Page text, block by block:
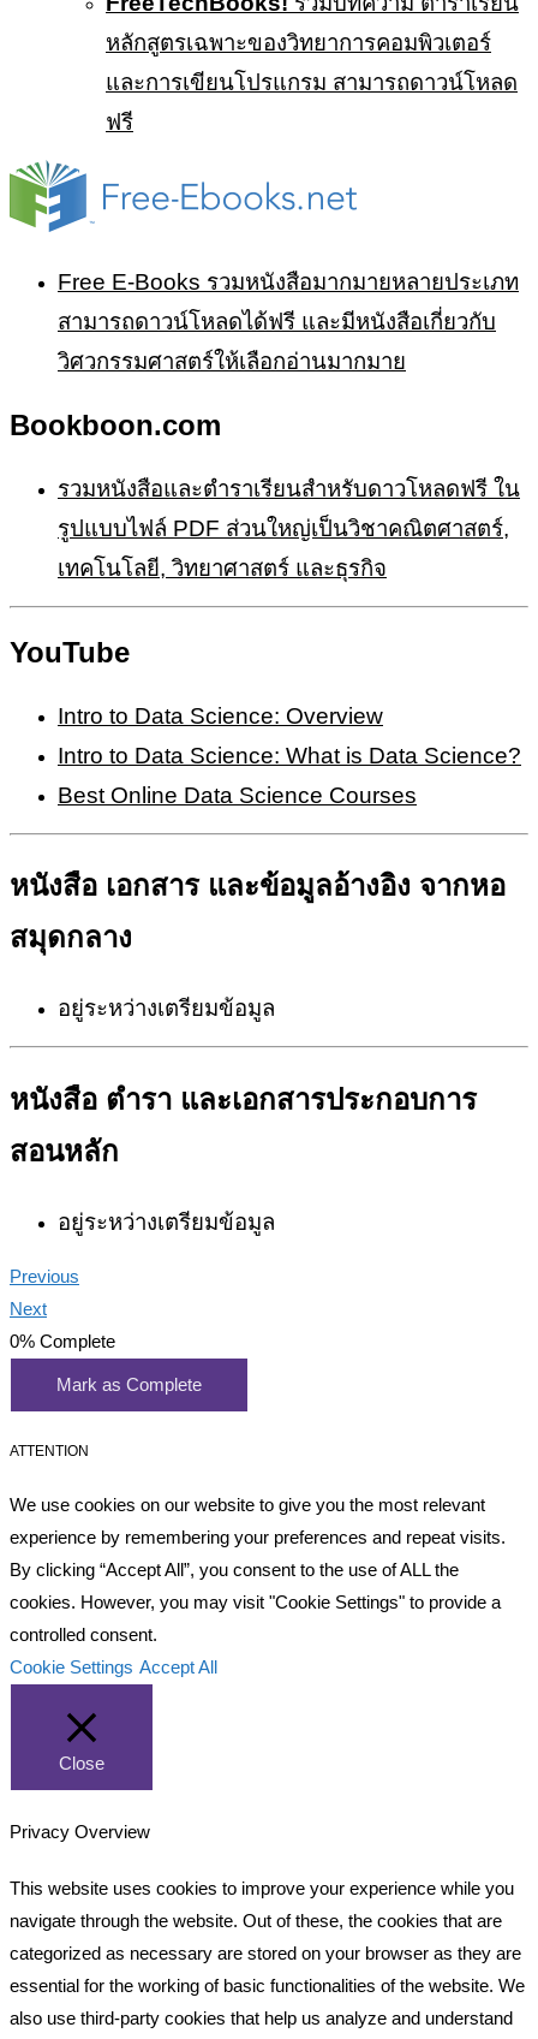
หลักสูตรเฉพาะของวิทยาการคอมพิวเตอร์
และการเขียนโปรแกรม สามารถดาวน์โหลด
ฟรี
Free E-Books รวมหนังสือมากมายหลายประเภท
สามารถดาวน์โหลดได้ฟรี และมีหนังสือเกี่ยวกับ
วิศวกรรมศาสตร์ให้เลือกอ่านมากมาย
Bookboon.com
รวมหนังสือและตำราเรียนสำหรับดาวโหลดฟรี ใน
รูปแบบไฟล์ PDF ส่วนใหญ่เป็นวิชาคณิตศาสตร์,
เทคโนโลยี, วิทยาศาสตร์ และธุรกิจ
YouTube
Intro to Data Science: Overview
Intro to Data Science: What is Data Science?
Best Online Data Science Courses
หนังสือ เอกสาร และข้อมูลอ้างอิง จากหอ
สมุดกลาง
อยู่ระหว่างเตรียมข้อมูล
หนังสือ ตำรา และเอกสารประกอบการ
สอนหลัก
อยู่ระหว่างเตรียมข้อมูล
Previous
Next
0% Complete
Mark as Complete
ATTENTION
We use cookies on our website to give you the most relevant
experience by remembering your preferences and repeat visits.
By clicking “Accept All”, you consent to the use of ALL the
cookies. However, you may visit "Cookie Settings" to provide a
controlled consent.
Cookie Settings Accept All
Close
Privacy Overview
This website uses cookies to improve your experience while you
navigate through the website. Out of these, the cookies that are
categorized as necessary are stored on your browser as they are
essential for the working of basic functionalities of the website. We
also use third-party cookies that help us analyze and understand